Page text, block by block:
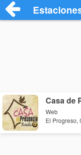
Casa de
Web
El Progreso,